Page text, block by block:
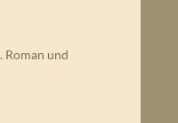
Roman und